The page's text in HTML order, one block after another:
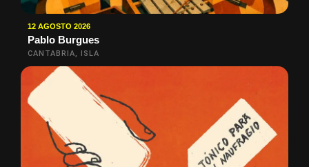
12 AGOSTO 2026
Pablo Burgues
CANTABRIA, ISLA